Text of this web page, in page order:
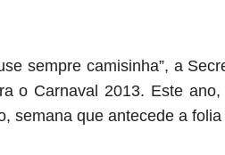
sempre camisinha”, a
o Carnaval 2013. Este
semana que antecede a